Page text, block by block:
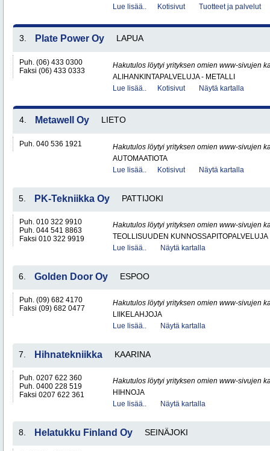
Lue lisää..
Kotisivut Tuotteet ja palvelut
3. Plate Power Oy LAPUA
Puh. (06) 433 0300
Faksi (06) 433 0333
Hakutulos löytyi yrityksen omien www-sivujen
ALIHANKINTAPALVELUJA - METALLI
Lue lisää..
Kotisivut Näytä kartalla
4. Metawell Oy LIETO
Puh. 040 536 1921
Hakutulos löytyi yrityksen omien www-sivujen
AUTOMAATIOTA
Lue lisää..
Kotisivut Näytä kartalla
5. PK-Tekniikka Oy PATTIJOKI
Puh. 010 322 9910
Puh. 044 541 8863
Faksi 010 322 9919
Hakutulos löytyi yrityksen omien www-sivujen
TEOLLISUUDEN KUNNOSSAPITOPALVELUJA
Lue lisää..
Näytä kartalla
6. Golden Door Oy ESPOO
Puh. (09) 682 4170
Faksi (09) 682 0477
Hakutulos löytyi yrityksen omien www-sivujen
LIIKELAHJOJA
Lue lisää..
Näytä kartalla
7. Hihnatekniikka KAARINA
Puh. 0207 622 360
Puh. 0400 228 519
Faksi 0207 622 361
Hakutulos löytyi yrityksen omien www-sivujen
HIHNOJA
Lue lisää..
Näytä kartalla
8. Helatukku Finland Oy SEINÄJOKI